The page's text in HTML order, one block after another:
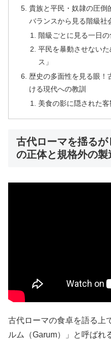
貴族と平民・奴隷の圧倒
バランスから見る階級社
階級ごとに見る一日
平民を暴動させない
ス」
歴史の多面性を見る眼！
ける現代への教訓
美食の影に隠された
古代ローマを揺る
の正体と規格外の製
古代ローマの食卓を語る上
ルム（Garum）」と呼ばれ